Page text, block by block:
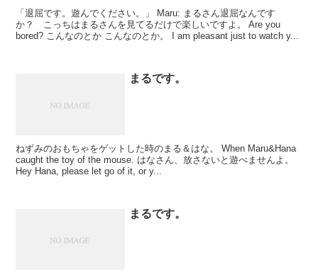
「退屈です。遊んでください。」 Maru: まるさん退屈なんです
か？ こっちはまるさんを見てるだけで楽しいですよ。 Are you
bored? こんなのとか こんなのとか。 I am pleasant just to watch y...
まるです。
ねずみのおもちゃをゲットした時のまる＆はな。 When Maru&Hana
caught the toy of the mouse. はなさん、放さないと遊べませんよ。
Hey Hana, please let go of it, or y...
まるです。